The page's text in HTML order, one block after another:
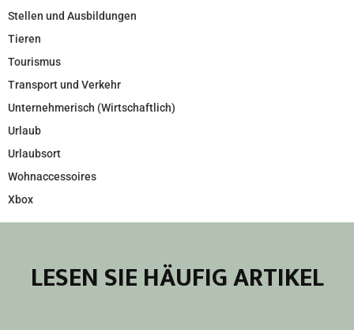
Stellen und Ausbildungen
Tieren
Tourismus
Transport und Verkehr
Unternehmerisch (Wirtschaftlich)
Urlaub
Urlaubsort
Wohnaccessoires
Xbox
LESEN SIE HÄUFIG ARTIKEL